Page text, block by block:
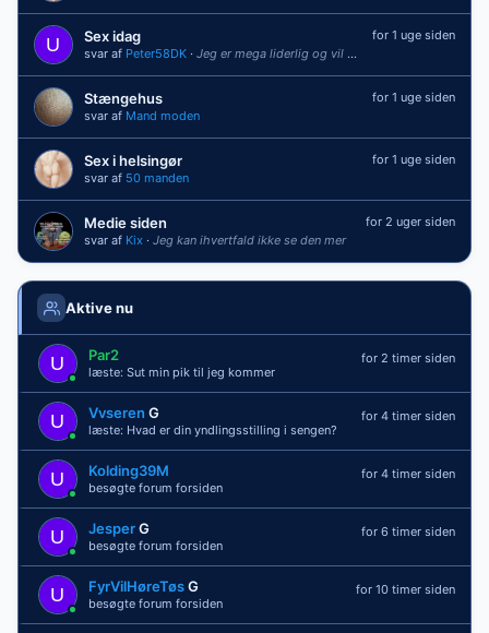
Sex idag
svar af Peter58DK · Jeg er mega liderlig og vil gerne sprøjte vildt
for 1 uge siden
Stængehus
svar af Mand moden
for 1 uge siden
Sex i helsingør
svar af 50 manden
for 1 uge siden
Medie siden
svar af Kix · Jeg kan ihvertfald ikke se den mer
for 2 uger siden
Aktive nu
Par2
læste: Sut min pik til jeg kommer
for 2 timer siden
Vvseren G
læste: Hvad er din yndlingsstilling i sengen?
for 4 timer siden
Kolding39M
besøgte forum forsiden
for 4 timer siden
JesperG
besøgte forum forsiden
for 6 timer siden
FyrVilHøreTøsG
besøgte forum forsiden
for 10 timer siden